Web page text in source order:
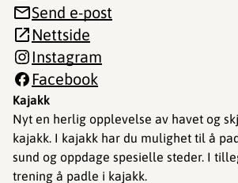
Kajakk
Nyt en herlig opplevelse av havet og
kajakk. I kajakk har du mulighet til å
sund og oppdage spesielle steder. I
trening å padle i kajakk.
Send e-post
Nettside
Instagram
Facebook